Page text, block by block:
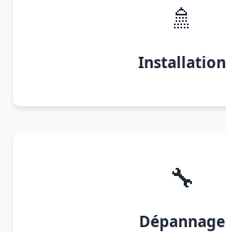
🚿
Installation
🔧
Dépannage